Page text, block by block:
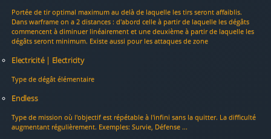
Portée de tir optimal maximum au delà de laquelle les tirs seront affaiblis.
Dans warframe on a 2 distances : d'abord celle à partir de laquelle les dégâts
commencent à diminuer linéairement et une deuxième à partir de laquelle les
dégâts seront minimum. Existe aussi pour les attaques de zone
Electricité | Electricity
Type de dégât élémentaire
Endless
Type de mission où l'objectif est répétable à l'infini sans la quitter. La difficulté
augmentant régulièrement. Exemples: Survie, Défense ...